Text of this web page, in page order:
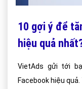
10 gợi ý để
hiệu quả
VietAds gửi tới
Facebook hiệu